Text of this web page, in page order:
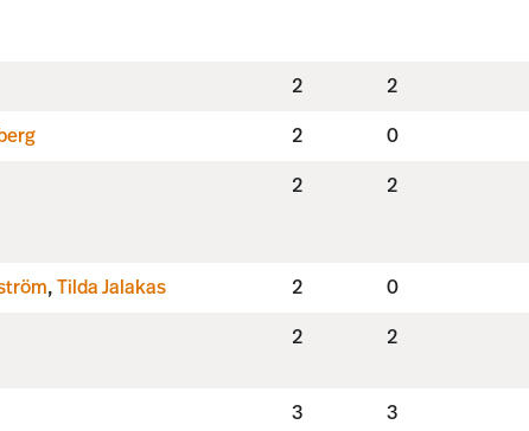
2 2
2 0
2 2
, Tilda Jalakas 2 0
2 2
3 3